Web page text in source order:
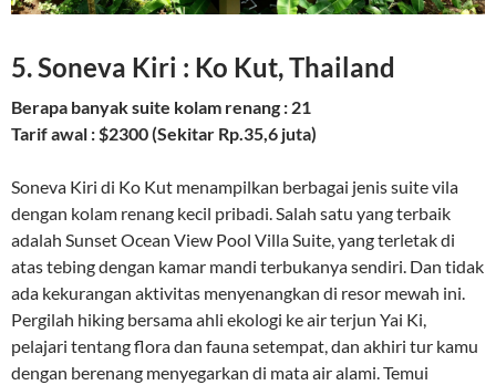
5. Soneva Kiri : Ko Kut, Thailand
Berapa banyak suite kolam renang : 21
Tarif awal : $2300 (Sekitar Rp.35,6 juta)
Soneva Kiri di Ko Kut menampilkan berbagai jenis suite vila
dengan kolam renang kecil pribadi. Salah satu yang terbaik
adalah Sunset Ocean View Pool Villa Suite, yang terletak di
atas tebing dengan kamar mandi terbukanya sendiri. Dan tidak
ada kekurangan aktivitas menyenangkan di resor mewah ini.
Pergilah hiking bersama ahli ekologi ke air terjun Yai Ki,
pelajari tentang flora dan fauna setempat, dan akhiri tur kamu
dengan berenang menyegarkan di mata air alami. Temui